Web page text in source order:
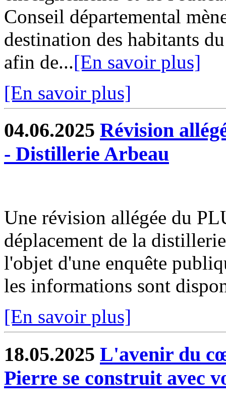
Conseil départemental
destination des habitants
afin de...[En savoir plus]
[En savoir plus]
04.06.2025 Révision
- Distillerie Arbeau
Une révision allégée du
déplacement de la
l'objet d'une enquête
les informations sont
[En savoir plus]
18.05.2025 L'avenir du
Pierre se construit avec